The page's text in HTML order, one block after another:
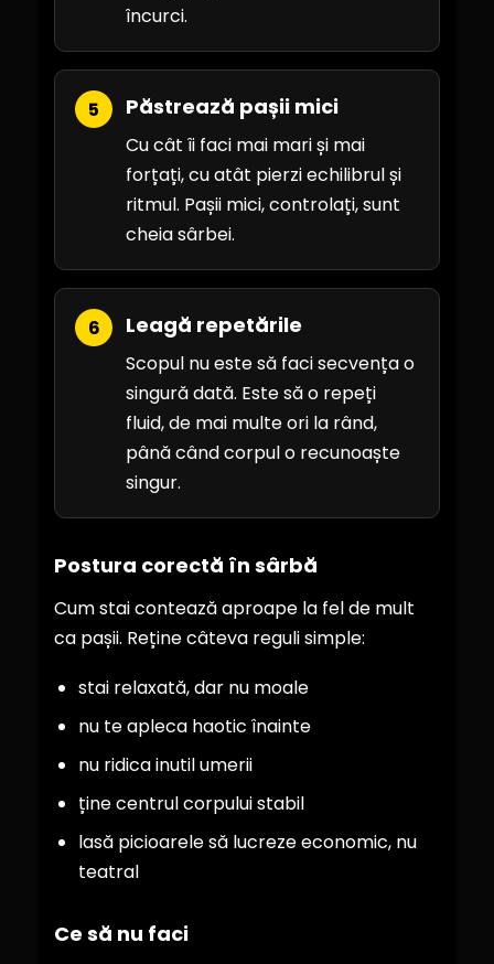
încurci.
5 Păstrează pașii mici
Cu cât îi faci mai mari și mai
forțați, cu atât pierzi echilibrul și
ritmul. Pașii mici, controlați, sunt
cheia sârbei.
6 Leagă repetările
Scopul nu este să faci secvența o
singură dată. Este să o repeți
fluid, de mai multe ori la rând,
până când corpul o recunoaște
singur.
Postura corectă în sârbă
Cum stai contează aproape la fel de mult
ca pașii. Reține câteva reguli simple:
stai relaxată, dar nu moale
nu te apleca haotic înainte
nu ridica inutil umerii
ține centrul corpului stabil
lasă picioarele să lucreze economic, nu
teatral
Ce să nu faci